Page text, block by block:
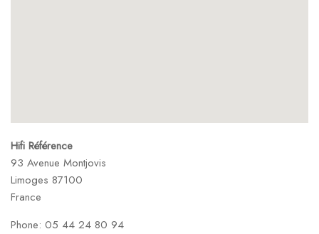
Hifi Référence
93 Avenue Montjovis
Limoges 87100
France
Phone: 05 44 24 80 94